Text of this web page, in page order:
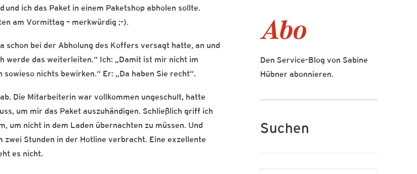
und ich das Paket in einem Paketshop abholen sollte.
am Vormittag – merkwürdig ;-).
schon bei der Abholung des Koffers versagt hatte, an und
werde das weiterleiten.“ Ich: „Damit ist mir nicht im
nichts bewirken.“ Er: „Da haben Sie recht“.
Die Mitarbeiterin war vollkommen ungeschult, hatte
um mir das Paket auszuhändigen. Schließlich griff ich
um nicht in dem Laden übernachten zu müssen. Und
Stunden in der Hotline verbracht. Eine exzellente
es nicht.
Den Service-Blog von Sabine
Hübner abonnieren.
Suchen